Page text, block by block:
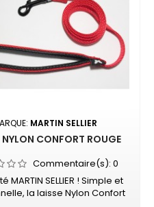
MARTIN SELLIER
NYLON CONFORT ROUGE
Commentaire(s): 0
MARTIN SELLIER ! Simple et
la laisse Nylon Confort